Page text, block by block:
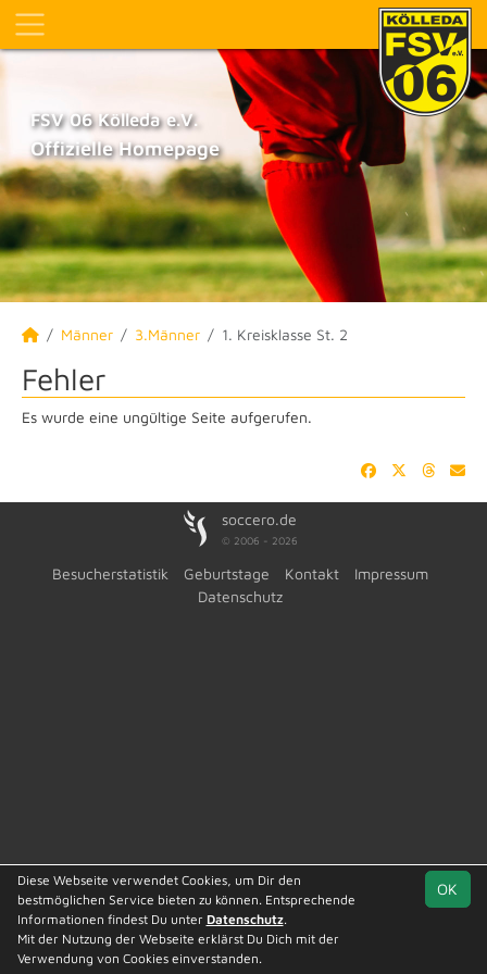
FSV 06 Kölleda e.V.
Offizielle Homepage
Männer 3.Männer 1. Kreisklasse St. 2
Team
1. Kreisklasse
St. 2
Spielplan
Fehler
Es wurde eine ungültige Seite aufgerufen.
soccero.de
© 2006 - 2026
Besucherstatistik Geburtstage Kontakt
Impressum
Datenschutz
OK
Diese Webseite verwendet Cookies, um Dir den
bestmöglichen Service bieten zu können. Entsprechende
Informationen findest Du unter Datenschutz.
Mit der Nutzung der Webseite erklärst Du Dich mit der
Verwendung von Cookies einverstanden.